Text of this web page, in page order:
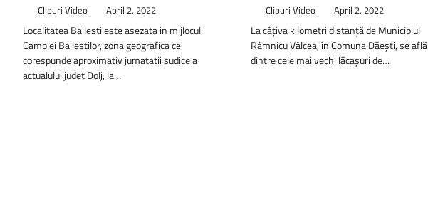
Clipuri Video April 2, 2022
Localitatea Bailesti este asezata in mijlocul
Campiei Bailestilor, zona geografica ce
corespunde aproximativ jumatatii sudice a
actualului judet Dolj, la…
Clipuri Video April 2, 2022
La câţiva kilometri distanţă de Municipiul
Râmnicu Vâlcea, în Comuna Dăeşti, se
dintre cele mai vechi lăcaşuri de…